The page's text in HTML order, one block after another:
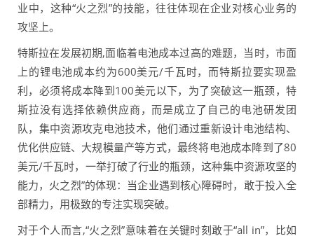
业中，这种“火之烈”的技能，往往体现在企业对核心业务的
攻坚上。
特斯拉在发展初期,面临着电池成本过高的难题，当时，市面
上的锂电池成本约为600美元/千瓦时，而特斯拉要实现盈
利，必须将成本降到100美元以下，为了突破这一瓶颈，特
斯拉没有选择依赖供应商，而是成立了自己的电池研发团
队，集中资源攻克电池技术，他们通过重新设计电池结构、
优化供应链、大规模量产等方式，最终将电池成本降到了80
美元/千瓦时，一举打破了行业的瓶颈，这种集中资源攻坚的
能力，火之烈”的体现：当企业遇到核心障碍时，敢于投入全
部精力，用极致的专注实现突破。
对于个人而言,“火之烈”意味着在关键时刻敢于“all in”，比如